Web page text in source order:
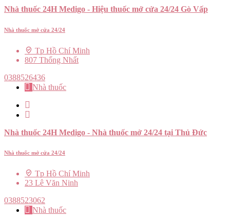
Nhà thuốc 24H Medigo - Hiệu thuốc mở cửa 24/24 Gò Vấp
Nhà thuốc mở cửa 24/24
Tp Hồ Chí Minh
807 Thống Nhất
0388526436
Nhà thuốc
Nhà thuốc 24H Medigo - Nhà thuốc mở 24/24 tại Thủ Đức
Nhà thuốc mở cửa 24/24
Tp Hồ Chí Minh
23 Lê Văn Ninh
0388523062
Nhà thuốc